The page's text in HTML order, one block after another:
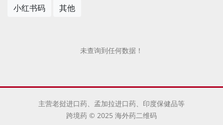
小红书码 其他
未查询到任何数据！
主营老挝进口药、孟加拉进口药、印度保健品等
跨境药 © 2025 海外药二维码